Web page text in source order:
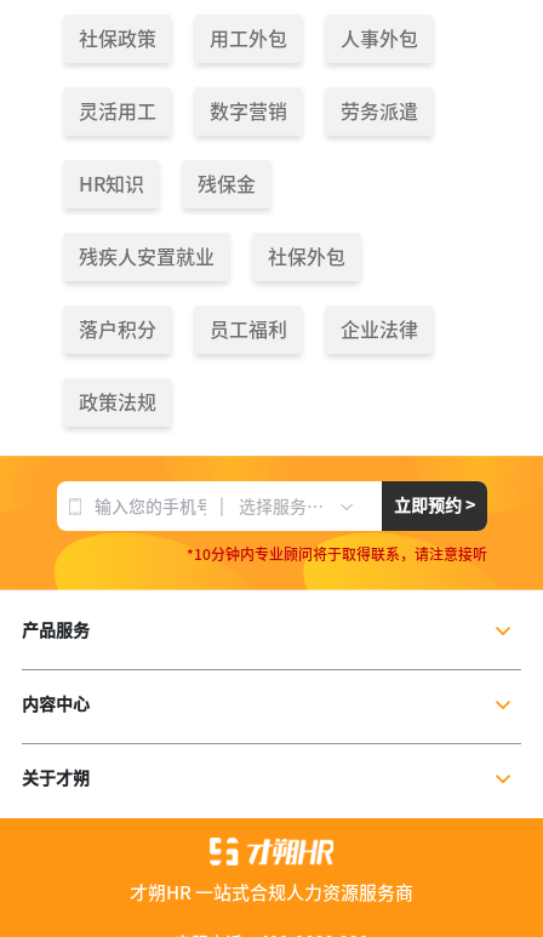
社保政策 用工外包 人事外包
灵活用工 数字营销 劳务派遣
HR知识 残保金
残疾人安置就业 社保外包
落户积分 员工福利 企业法律
政策法规
选择服务项目 立即预约 >
*10分钟内专业顾问将于取得联系，请注意接听
产品服务
个人社保服务
残保金规划
内容中心
行业干货
关于才朔
才朔HR 一站式合规人力资源服务商